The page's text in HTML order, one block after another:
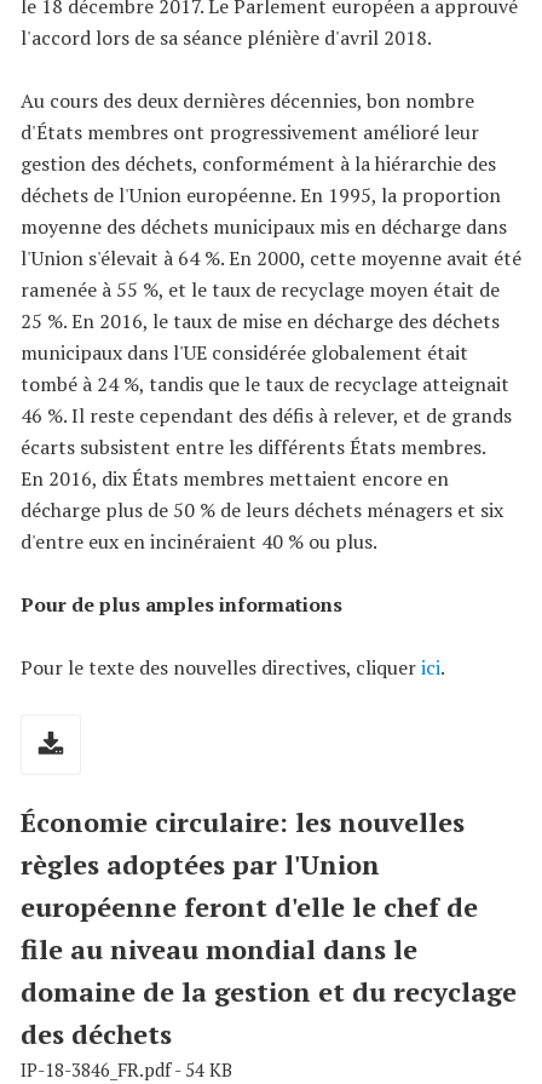
le 18 décembre 2017. Le Parlement européen a approuvé
l'accord lors de sa séance plénière d'avril 2018.
Au cours des deux dernières décennies, bon nombre
d'États membres ont progressivement amélioré leur
gestion des déchets, conformément à la hiérarchie des
déchets de l'Union européenne. En 1995, la proportion
moyenne des déchets municipaux mis en décharge dans
l'Union s'élevait à 64 %. En 2000, cette moyenne avait été
ramenée à 55 %, et le taux de recyclage moyen était de
25 %. En 2016, le taux de mise en décharge des déchets
municipaux dans l'UE considérée globalement était
tombé à 24 %, tandis que le taux de recyclage atteignait
46 %. Il reste cependant des défis à relever, et de grands
écarts subsistent entre les différents États membres.
En 2016, dix États membres mettaient encore en
décharge plus de 50 % de leurs déchets ménagers et six
d'entre eux en incinéraient 40 % ou plus.
Pour de plus amples informations
Pour le texte des nouvelles directives, cliquerici.
Économie circulaire: les nouvelles
règles adoptées par l'Union
européenne feront d'elle le chef de
file au niveau mondial dans le
domaine de la gestion et du recyclage
des déchets
IP-18-3846_FR.pdf - 54 KB